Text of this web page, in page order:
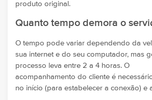
produto original.
Quanto tempo demora o
O tempo pode variar dependendo da
sua internet e do seu computador, mas
processo leva entre 2 a 4 horas. O
acompanhamento do cliente é
no início (para estabelecer a conexão) e